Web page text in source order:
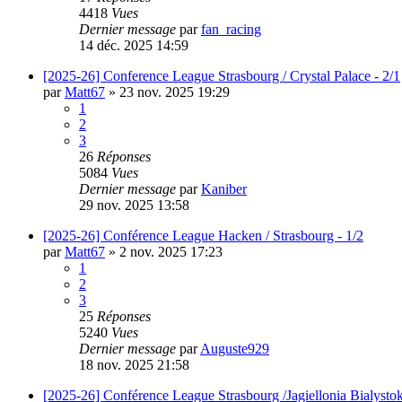
4418 Vues
Dernier message parfan_racing
14 déc. 2025 14:59
[2025-26] Conference League Strasbourg / Crystal Palace - 2/1
parMatt67 » 23 nov. 2025 19:29
1
2
3
26 Réponses
5084 Vues
Dernier message parKaniber
29 nov. 2025 13:58
[2025-26] Conférence League Hacken / Strasbourg - 1/2
parMatt67 » 2 nov. 2025 17:23
1
2
3
25 Réponses
5240 Vues
Dernier message parAuguste929
18 nov. 2025 21:58
[2025-26] Conférence League Strasbourg /Jagiellonia